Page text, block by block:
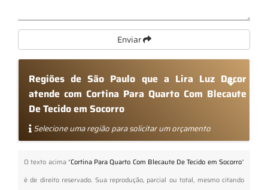
Enviar
Regiões de São Paulo que a Lira Luz Decor
atende com Cortina Para Quarto Com Blecaute
De Tecido em Socorro
Selecione uma região para solicitar um orçamento
O texto acima "Cortina Para Quarto Com Blecaute De Tecido em Socorro"
é de direito reservado. Sua reprodução, parcial ou total, mesmo citando